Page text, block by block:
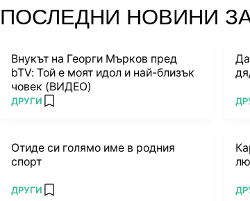
ПОСЛЕДНИ НОВИНИ
Внукът на Георги Мърков пред
bTV: Той е моят идол и най-близък
човек (ВИДЕО)
ПОВЕЧЕ ОТ
ДРУГИ add favorites
Отиде си голямо име в родния
спорт
ПОВЕЧЕ ОТ
ДРУГИ add favorites